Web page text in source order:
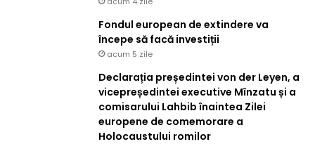
Fondul european de extindere va
începe să facă investiții
acum 5 zile
Declarația președintei von der Leyen, a
vicepreședintei executive Mînzatu și a
comisarului Lahbib înaintea Zilei
europene de comemorare a
Holocaustului romilor